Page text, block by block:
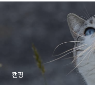
캠핑